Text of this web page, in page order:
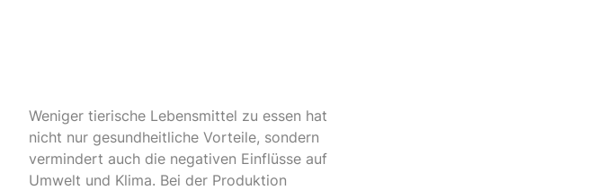
Weniger tierische Lebensmittel zu essen hat
nicht nur gesundheitliche Vorteile, sondern
vermindert auch die negativen Einflüsse auf
Umwelt und Klima. Bei der Produktion